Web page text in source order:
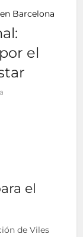
Barcelona
el
el
de Viles